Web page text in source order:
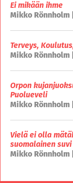
Ei mikään ihme
Mikko Rönnholm
Terveys,
Mikko Rönnholm
Orpon
Puolueveli
Mikko Rönnholm
Vielä ei olla
suomalainen suvi
Mikko Rönnholm